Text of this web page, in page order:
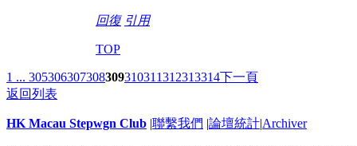
回復 引用
TOP
1 ... 305306307308309310311312313314下一頁
返回列表
HK Macau Stepwgn Club |聯繫我們 |論壇統計|Archiver